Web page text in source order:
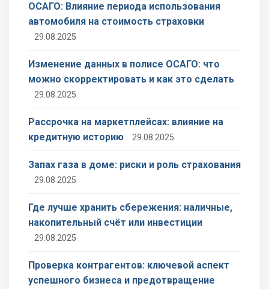
ОСАГО: Влияние периода использования
автомобиля на стоимость страховки
29.08.2025
Изменение данных в полисе ОСАГО: что
можно скорректировать и как это сделать
29.08.2025
Рассрочка на маркетплейсах: влияние на
кредитную историю
29.08.2025
Запах газа в доме: риски и роль страхования
29.08.2025
Где лучше хранить сбережения: наличные,
накопительный счёт или инвестиции
29.08.2025
Проверка контрагентов: ключевой аспект
успешного бизнеса и предотвращение